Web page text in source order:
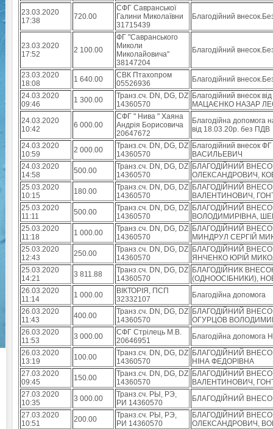
23.03.2020
17:38
720.00
СФГ Савранської
Галини Миколаївни
31715439
Благодійний
23.03.2020
17:52
2 100.00
ФГ "Савранського
Миколи
Миколайовича"
38147204
Благодійний
23.03.2020
18:08
1 640.00
СВК Птахопром
05526936
Благодійний
24.03.2020
09:46
1 300.00
Транз.сч. DN, DG, DZ
14360570
Благодійний внесок
МАЦАЄНКО НАЗАР
24.03.2020
10:42
6 000.00
СФГ " Нива " Хаяна
Андрія Борисовича
20647672
Благодійна
від 18.03.20р. без ПДВ
24.03.2020
10:59
2 000.00
Транз.сч. DN, DG, DZ
14360570
Благодійний внесок
ВАСИЛЬЕВИЧ
24.03.2020
14:58
500.00
Транз.сч. DN, DG, DZ
14360570
БЛАГОДІЙНИЙ
ОЛЕКСАНДРОВИЧ,
25.03.2020
10:15
180.00
Транз.сч. DN, DG, DZ
14360570
БЛАГОДІЙНИЙ
ВАЛЕНТИНОВИЧ,
25.03.2020
11:11
500.00
Транз.сч. DN, DG, DZ
14360570
БЛАГОДІЙНИЙ
ВОЛОДИМИРІВНА,
25.03.2020
11:18
1 000.00
Транз.сч. DN, DG, DZ
14360570
БЛАГОДІЙНИЙ
МИНДРУЛ СЕРГІЙ
25.03.2020
12:43
250.00
Транз.сч. DN, DG, DZ
14360570
БЛАГОДІЙНИЙ
ЯНЧЕНКО ЮРІЙ
25.03.2020
14:21
3 811.88
Транз.сч. DN, DG, DZ
14360570
БЛАГОДІЙНИК
(ОДНООСІБНИКИ),
26.03.2020
11:14
1 000.00
ВІКТОРІЯ, ПСП
32332107
Благодійна допомога
26.03.2020
11:43
400.00
Транз.сч. DN, DG, DZ
14360570
БЛАГОДІЙНИЙ
ОГУРЦОВ
26.03.2020
11:53
3 000.00
СФГ Стрілець М.В.
20646951
Благодійна допомога
26.03.2020
13:19
100.00
Транз.сч. DN, DG, DZ
14360570
БЛАГОДІЙНИЙ
НІНА ФЕДОРІВНА
27.03.2020
09:45
150.00
Транз.сч. DN, DG, DZ
14360570
БЛАГОДІЙНИЙ
ВАЛЕНТИНОВИЧ,
27.03.2020
10:35
3 000.00
Транз.сч. РЫ, РЭ,
РИ 14360570
БЛАГОДІЙНИЙ
27.03.2020
10:51
200.00
Транз.сч. РЫ, РЭ,
РИ 14360570
БЛАГОДІЙНИЙ
ОЛЕКСАНДРОВИЧ,